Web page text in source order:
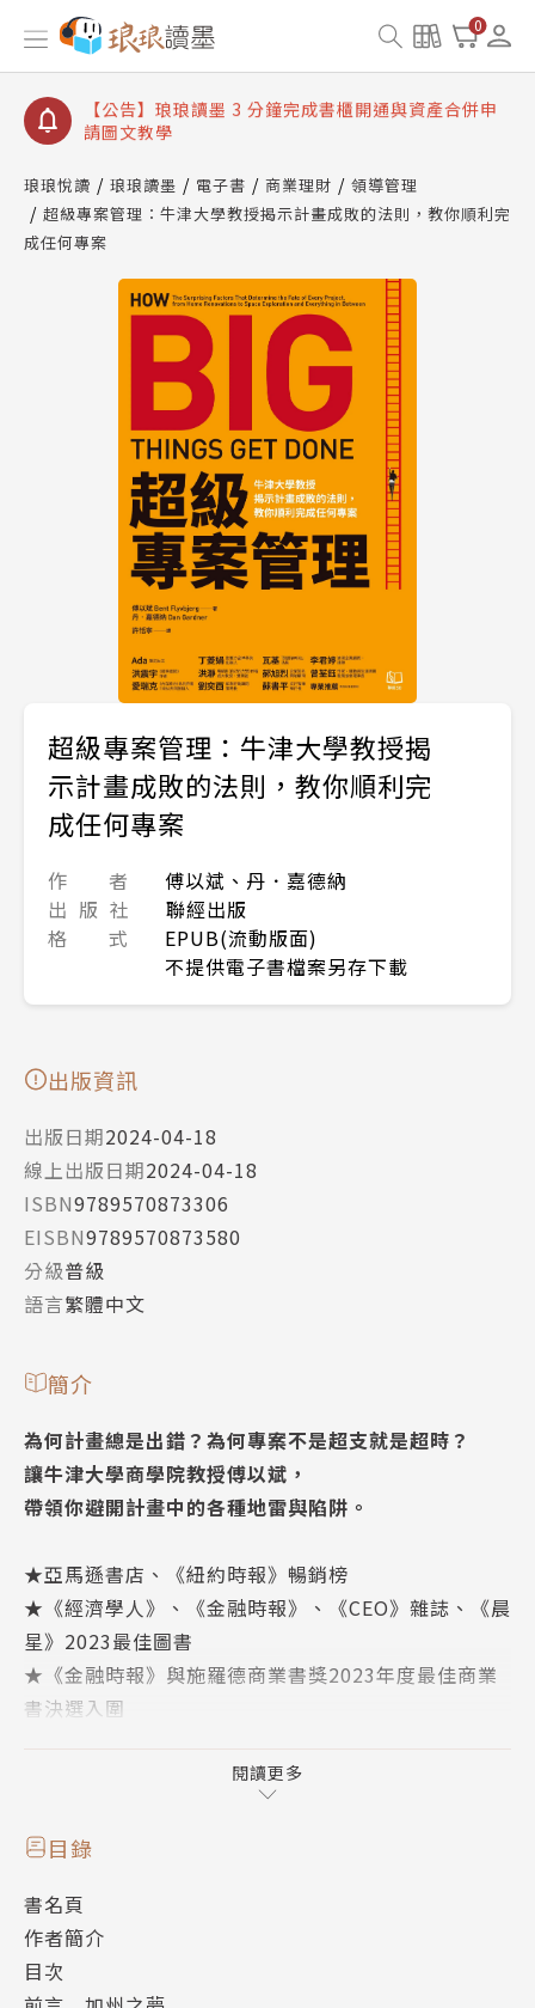
0
【公告】琅琅讀墨數位閱讀資產合併與書櫃開通申請
【公告】琅琅讀墨書櫃開通常見問題
【公告】琅琅讀墨 3 分鐘完成書櫃開通與資產合併申
請圖文教學
查詢
【公告】琅琅讀墨數位閱讀資產合併與書櫃開通申請
琅琅悅讀 琅琅讀墨 電子書 商業理財
領導管理
超級專案管理：牛津大學教授揭示計畫成敗的法則，教你順利完
成任何專案
超級專案管理：牛津大學教授揭
示計畫成敗的法則，教你順利完
成任何專案
作 者
傅以斌、丹．嘉德納
出 版 社
聯經出版
格 式
EPUB(流動版面)
不提供電子書檔案另存下載
出版資訊
出版日期2024-04-18
線上出版日期2024-04-18
ISBN9789570873306
EISBN9789570873580
分級普級
語言繁體中文
簡介
為何計畫總是出錯？為何專案不是超支就是超時？
讓牛津大學商學院教授傅以斌，
帶領你避開計畫中的各種地雷與陷阱。
★亞馬遜書店、《紐約時報》暢銷榜
★《經濟學人》、《金融時報》、《CEO》雜誌、《晨
星》2023最佳圖書
★《金融時報》與施羅德商業書獎2023年度最佳商業
書決選入圍
★洞見趨勢圖書獎（Non-Obvious Book Awards）
年度非虛構類作品決選入圍
想想執行專案時那些讓你灰心的經驗，有時賠上的代價
遠遠超過想像。然而，就算一再反省檢討，挫敗經歷仍
舊會接踵而來，到底為什麼？
閱讀更多
目錄
書名頁
作者簡介
目次